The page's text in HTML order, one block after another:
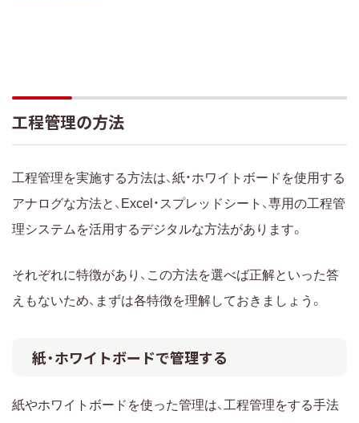
工程管理の方法
工程管理を実施する方法は、紙・ホワイトボードを使用する
アナログな方法と、Excel・スプレッドシート、専用の工程管
理システムを活用するデジタルな方法があります。
それぞれに特徴があり、この方法を選べば正解といった答
えもないため、まずは各特徴を理解しておきましょう。
紙・ホワイトボードで管理する
紙やホワイトボードを使った管理は、工程管理をする手法